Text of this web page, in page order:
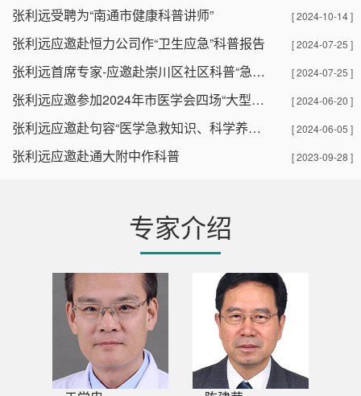
张利远受聘为“南通市健康科普讲师” [ 2024-10-14 ]
张利远应邀赴恒力公司作“卫生应急”科普报告 [ 2024-07-25 ]
张利远首席专家-应邀赴崇川区社区科普“急救知识” [ 2024-07-25 ]
张利远应邀参加2024年市医学会四场“大型巡讲”活动 [ 2024-06-20 ]
张利远应邀赴句容“医学急救知识、科学养生”科普报告 [ 2024-06-05 ]
张利远应邀赴通大附中作科普 [ 2023-09-28 ]
专家介绍